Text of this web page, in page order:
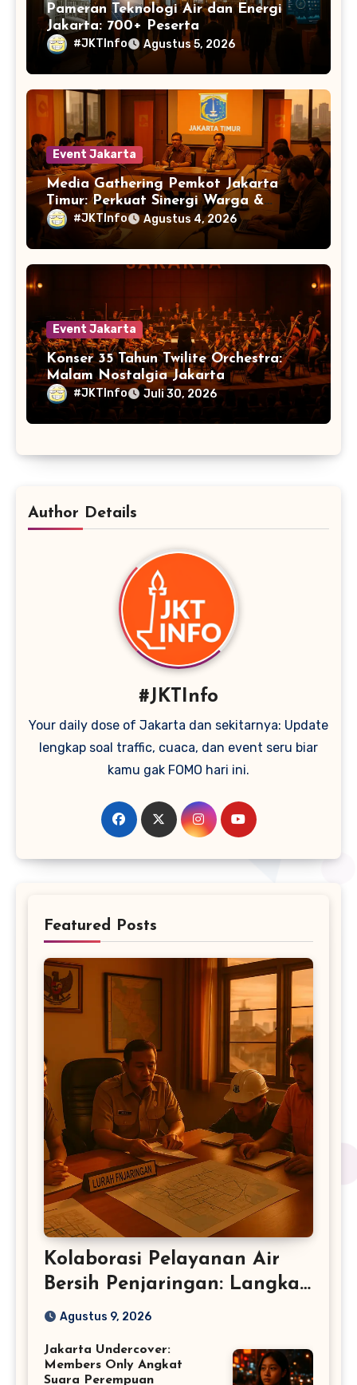
Pameran Teknologi Air dan Energi
Jakarta: 700+ Peserta
#JKTInfo Agustus 5, 2026
Event Jakarta
Media Gathering Pemkot Jakarta
Timur: Perkuat Sinergi Warga &
Jurnalis#JKTInfo Agustus 4, 2026
Event Jakarta
Konser 35 Tahun Twilite Orchestra:
Malam Nostalgia Jakarta
#JKTInfo Juli 30, 2026
Author Details
#JKTInfo
Your daily dose of Jakarta dan sekitarnya: Update
lengkap soal traffic, cuaca, dan event seru biar
kamu gak FOMO hari ini.
Featured Posts
Kolaborasi Pelayanan Air
Bersih Penjaringan: Langkah
Baru DKI
Agustus 9, 2026
Jakarta Undercover:
Members Only Angkat
Suara Perempuan